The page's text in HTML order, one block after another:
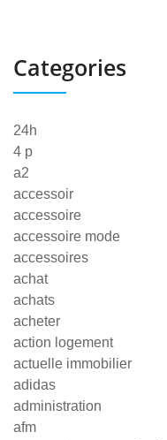
Categories
24h
4 p
a2
accessoir
accessoire
accessoire mode
accessoires
achat
achats
acheter
action logement
actuelle immobilier
adidas
administration
afm